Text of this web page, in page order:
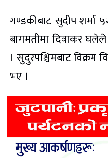
गण्डकीबाट सुदीप शर्मा
बागमतीमा दिवाकर
। सुदुरपश्चिमबाट विक्रम
भए ।